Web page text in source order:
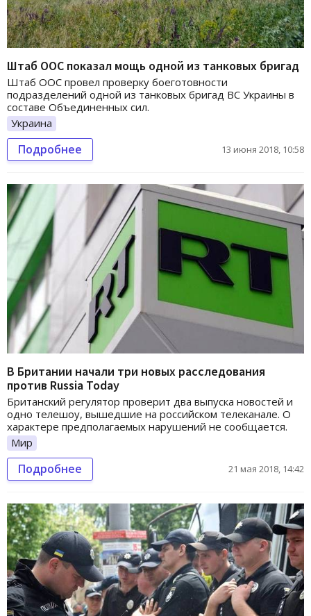
Штаб ООС показал мощь одной из танковых бригад
Штаб ООС провел проверку боеготовности
подразделений одной из танковых бригад ВС Украины в
составе Объединенных сил.
Украина
Подробнее 13 июня 2018, 10:58
В Британии начали три новых расследования
против Russia Today
Британский регулятор проверит два выпуска новостей и
одно телешоу, вышедшие на российском телеканале. О
характере предполагаемых нарушений не сообщается.
Мир
Подробнее 21 мая 2018, 14:42